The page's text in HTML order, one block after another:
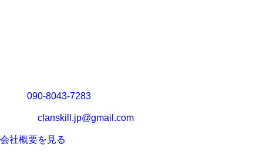
090-8043-7283
clanskill.jp@gmail.com
会社概要を見る